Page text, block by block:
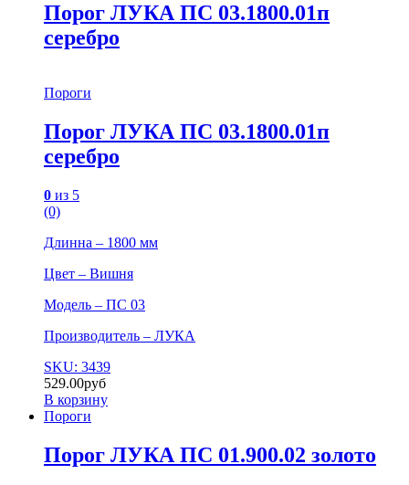
Порог ЛУКА ПС 03.1800.01п
серебро
Пороги
Порог ЛУКА ПС 03.1800.01п
серебро
0 из 5
(0)
Длинна – 1800 мм
Цвет – Вишня
Модель – ПС 03
Производитель – ЛУКА
SKU: 3439
529.00руб
В корзину
Пороги
Порог ЛУКА ПС 01.900.02 золото